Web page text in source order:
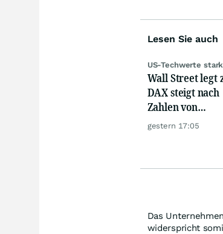
Lesen Sie auch
US-Techwerte stark
Wall Street legt
DAX steigt nach
Zahlen von
Telekom, Henkel
gestern 17:05
Das
widerspricht